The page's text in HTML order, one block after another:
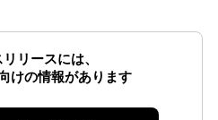
リースには、
けの情報があります